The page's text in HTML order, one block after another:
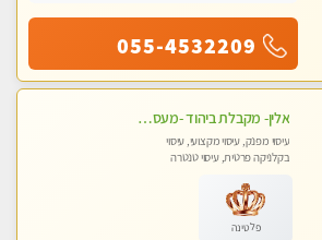
055-4532209
אלין- מקבלת ביהוד -מעסה פרטית ואיכותית לבד ביהוד . עיסוי מפנק אצלי ביהוד
עיסוי מפנק, עיסוי מקצועי, עיסוי
בקלניקה פרטית, עיסוי טנטרה
פלטינה